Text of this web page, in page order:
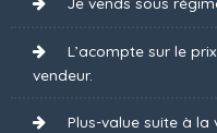
L’acompte sur le
vendeur.
Plus-value suite à la